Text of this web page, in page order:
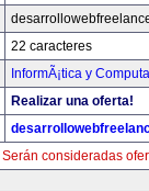
22 caracteres
InformÃ¡tica y
Realizar una oferta!
Serán consideradas